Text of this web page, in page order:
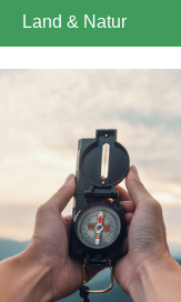
Land & Natur